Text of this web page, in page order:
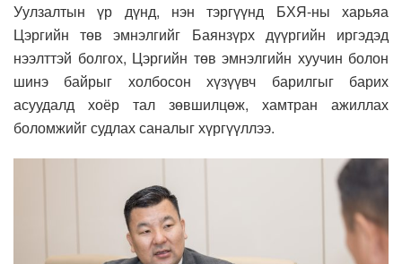
Уулзалтын үр дүнд, нэн тэргүүнд БХЯ-ны харьяа
Цэргийн төв эмнэлгийг Баянзүрх дүүргийн иргэдэд
нээлттэй болгох, Цэргийн төв эмнэлгийн хуучин болон
шинэ байрыг холбосон хүзүүвч барилгыг барих
асуудалд хоёр тал зөвшилцөж, хамтран ажиллах
боломжийг судлах саналыг хүргүүллээ.